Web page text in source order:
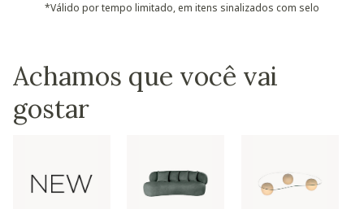
*Válido por tempo limitado, em itens sinalizados com selo
Achamos que você vai
gostar